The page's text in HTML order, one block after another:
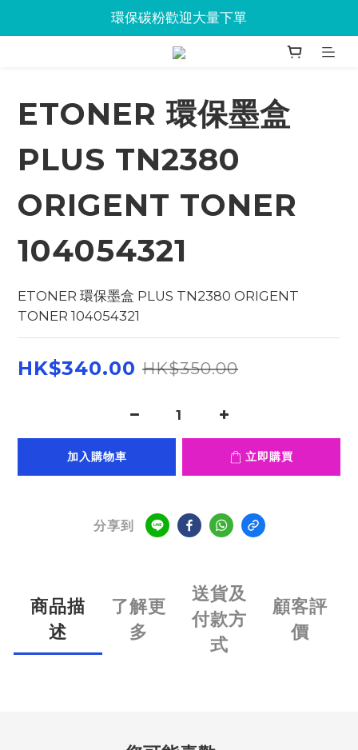
Jabra會議設備企業優惠已抵達Union
環保碳粉歡迎大量下單
Jabra會議設備企業優惠已抵達Union
ETONER 環保墨盒
PLUS TN2380
ORIGENT TONER
104054321
ETONER 環保墨盒 PLUS TN2380 ORIGENT
TONER 104054321
HK$340.00 HK$350.00
加入購物車 立即購買
分享到
商品描
述
了解更
多
送貨及
付款方
式
顧客評
價